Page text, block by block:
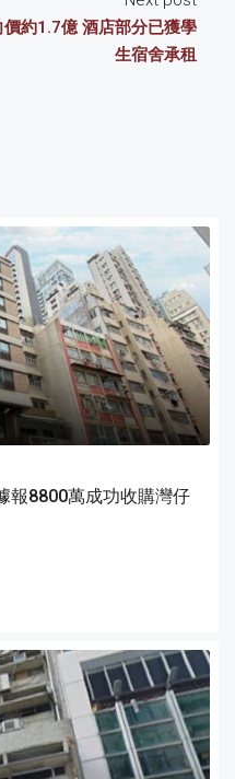
約1.7億 酒店部分已獲學
生宿舍承租
報8800萬成功收購灣仔